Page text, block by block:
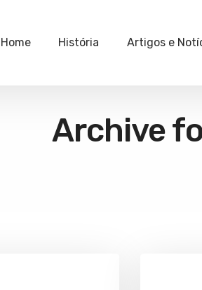
Home História Artigos e
Archive